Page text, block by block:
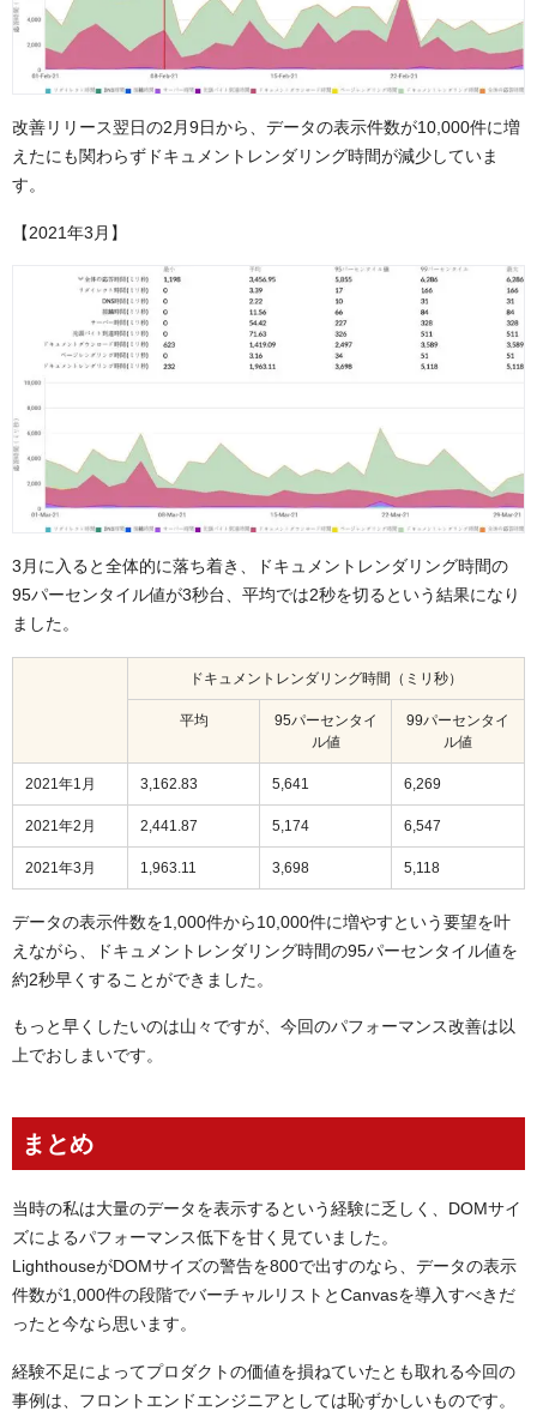
改善リリース翌日の2月9日から、データの表示件数が10,000件に増
えたにも関わらずドキュメントレンダリング時間が減少していま
す。
【2021年3月】
3月に入ると全体的に落ち着き、ドキュメントレンダリング時間の
95パーセンタイル値が3秒台、平均では2秒を切るという結果になり
ました。
ドキュメントレンダリング時間（ミリ秒）
平均
95パーセンタイ
ル値
99パーセンタイ
ル値
2021年1月 3,162.83 5,641 6,269
2021年2月 2,441.87 5,174 6,547
2021年3月 1,963.11 3,698 5,118
データの表示件数を1,000件から10,000件に増やすという要望を叶
えながら、ドキュメントレンダリング時間の95パーセンタイル値を
約2秒早くすることができました。
もっと早くしたいのは山々ですが、今回のパフォーマンス改善は以
上でおしまいです。
まとめ
当時の私は大量のデータを表示するという経験に乏しく、DOMサイ
ズによるパフォーマンス低下を甘く見ていました。
LighthouseがDOMサイズの警告を800で出すのなら、データの表示
件数が1,000件の段階でバーチャルリストとCanvasを導入すべきだ
ったと今なら思います。
経験不足によってプロダクトの価値を損ねていたとも取れる今回の
事例は、フロントエンドエンジニアとしては恥ずかしいものです。